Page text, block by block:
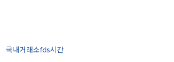
국내거래소fds시간